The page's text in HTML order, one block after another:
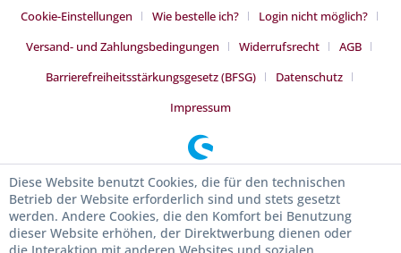
Cookie-Einstellungen Wie bestelle ich?
Login nicht möglich?
Versand- und Zahlungsbedingungen
Widerrufsrecht
AGB
Barrierefreiheitsstärkungsgesetz (BFSG)
Datenschutz
Impressum
Diese Website benutzt Cookies, die für den technischen
Betrieb der Website erforderlich sind und stets gesetzt
werden. Andere Cookies, die den Komfort bei Benutzung
dieser Website erhöhen, der Direktwerbung dienen oder